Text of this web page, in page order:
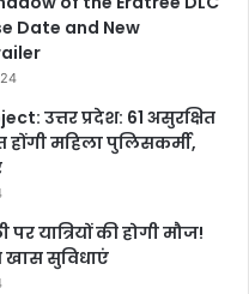
Date and New
उत्तर प्रदेश: 61 असुरक्षित
होंगी महिला पुलिसकर्मी,
यात्रियों की होगी मौज!
खास सुविधाएं